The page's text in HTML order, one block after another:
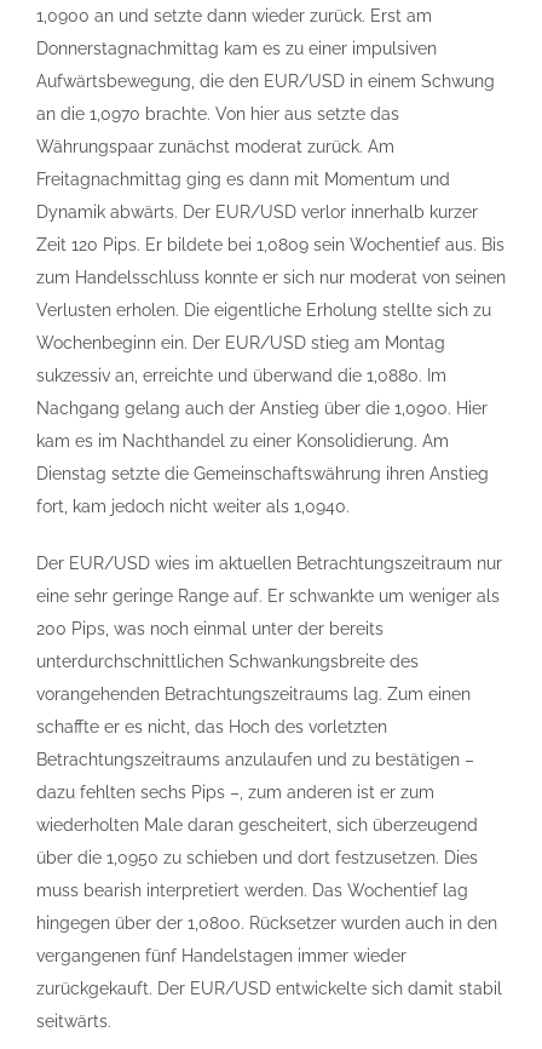
1,0900 an und setzte dann wieder zurück. Erst am
Donnerstagnachmittag kam es zu einer impulsiven
Aufwärtsbewegung, die den EUR/USD in einem Schwung
an die 1,0970 brachte. Von hier aus setzte das
Währungspaar zunächst moderat zurück. Am
Freitagnachmittag ging es dann mit Momentum und
Dynamik abwärts. Der EUR/USD verlor innerhalb kurzer
Zeit 120 Pips. Er bildete bei 1,0809 sein Wochentief aus. Bis
zum Handelsschluss konnte er sich nur moderat von seinen
Verlusten erholen. Die eigentliche Erholung stellte sich zu
Wochenbeginn ein. Der EUR/USD stieg am Montag
sukzessiv an, erreichte und überwand die 1,0880. Im
Nachgang gelang auch der Anstieg über die 1,0900. Hier
kam es im Nachthandel zu einer Konsolidierung. Am
Dienstag setzte die Gemeinschaftswährung ihren Anstieg
fort, kam jedoch nicht weiter als 1,0940.
Der EUR/USD wies im aktuellen Betrachtungszeitraum nur
eine sehr geringe Range auf. Er schwankte um weniger als
200 Pips, was noch einmal unter der bereits
unterdurchschnittlichen Schwankungsbreite des
vorangehenden Betrachtungszeitraums lag. Zum einen
schaffte er es nicht, das Hoch des vorletzten
Betrachtungszeitraums anzulaufen und zu bestätigen –
dazu fehlten sechs Pips –, zum anderen ist er zum
wiederholten Male daran gescheitert, sich überzeugend
über die 1,0950 zu schieben und dort festzusetzen. Dies
muss bearish interpretiert werden. Das Wochentief lag
hingegen über der 1,0800. Rücksetzer wurden auch in den
vergangenen fünf Handelstagen immer wieder
zurückgekauft. Der EUR/USD entwickelte sich damit stabil
seitwärts.